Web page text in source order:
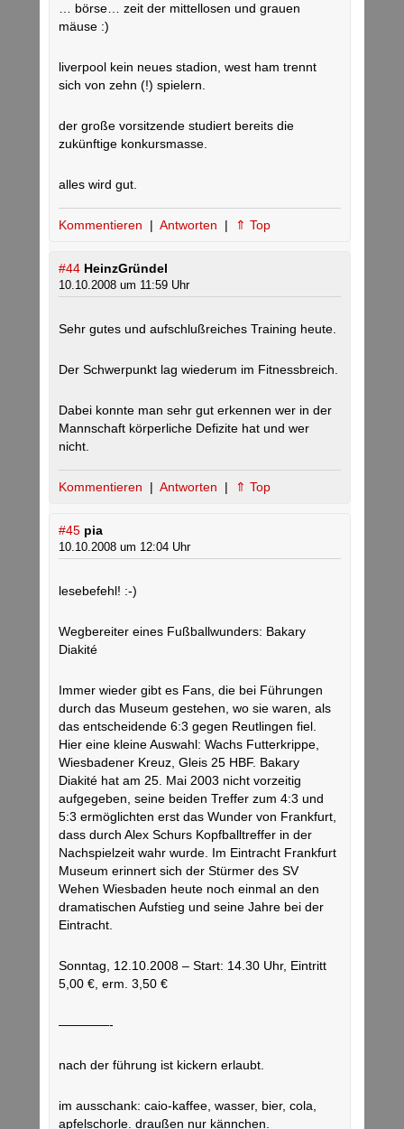
… börse… zeit der mittellosen und grauen
mäuse :)
liverpool kein neues stadion, west ham trennt
sich von zehn (!) spielern.
der große vorsitzende studiert bereits die
zukünftige konkursmasse.
alles wird gut.
Kommentieren | Antworten | ⇑ Top
#44 HeinzGründel
10.10.2008 um 11:59 Uhr
Sehr gutes und aufschlußreiches Training heute.
Der Schwerpunkt lag wiederum im Fitnessbreich.
Dabei konnte man sehr gut erkennen wer in der
Mannschaft körperliche Defizite hat und wer
nicht.
Kommentieren | Antworten | ⇑ Top
#45 pia
10.10.2008 um 12:04 Uhr
lesebefehl! :-)
Wegbereiter eines Fußballwunders: Bakary
Diakité
Immer wieder gibt es Fans, die bei Führungen
durch das Museum gestehen, wo sie waren, als
das entscheidende 6:3 gegen Reutlingen fiel.
Hier eine kleine Auswahl: Wachs Futterkrippe,
Wiesbadener Kreuz, Gleis 25 HBF. Bakary
Diakité hat am 25. Mai 2003 nicht vorzeitig
aufgegeben, seine beiden Treffer zum 4:3 und
5:3 ermöglichten erst das Wunder von Frankfurt,
dass durch Alex Schurs Kopfballtreffer in der
Nachspielzeit wahr wurde. Im Eintracht Frankfurt
Museum erinnert sich der Stürmer des SV
Wehen Wiesbaden heute noch einmal an den
dramatischen Aufstieg und seine Jahre bei der
Eintracht.
Sonntag, 12.10.2008 – Start: 14.30 Uhr, Eintritt
5,00 €, erm. 3,50 €
————-
nach der führung ist kickern erlaubt.
im ausschank: caio-kaffee, wasser, bier, cola,
apfelschorle. draußen nur kännchen.